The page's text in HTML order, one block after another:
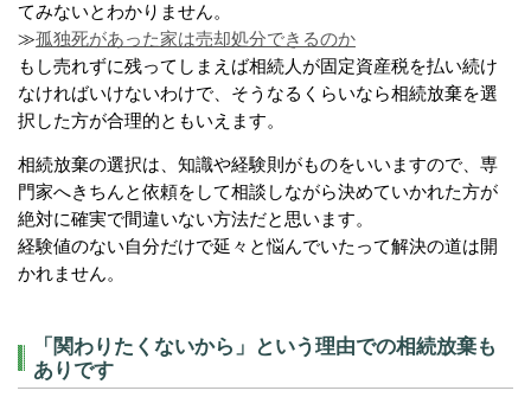
てみないとわかりません。
≫孤独死があった家は売却処分できるのか
もし売れずに残ってしまえば相続人が固定資産税を払い続け
なければいけないわけで、そうなるくらいなら相続放棄を選
択した方が合理的ともいえます。
相続放棄の選択は、知識や経験則がものをいいますので、専
門家へきちんと依頼をして相談しながら決めていかれた方が
絶対に確実で間違いない方法だと思います。
経験値のない自分だけで延々と悩んでいたって解決の道は開
かれません。
「関わりたくないから」という理由での相続放棄も
ありです